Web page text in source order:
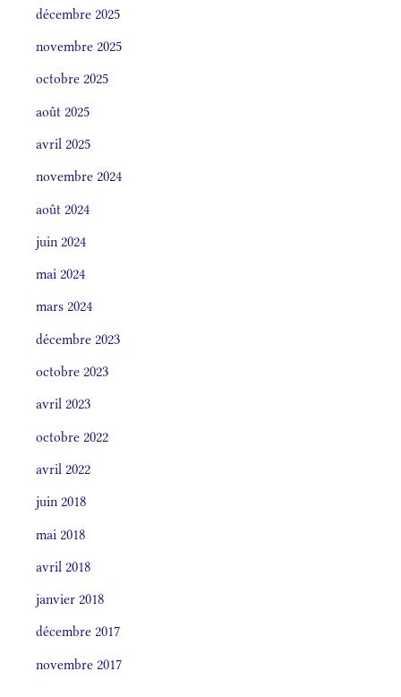
décembre 2025
novembre 2025
octobre 2025
août 2025
avril 2025
novembre 2024
août 2024
juin 2024
mai 2024
mars 2024
décembre 2023
octobre 2023
avril 2023
octobre 2022
avril 2022
juin 2018
mai 2018
avril 2018
janvier 2018
décembre 2017
novembre 2017